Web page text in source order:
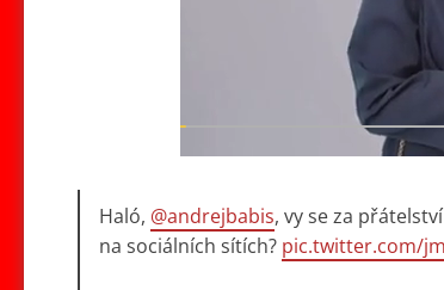
Haló, @andrejbabis, vy se za
na sociálních sítích? pic.twitter.com/